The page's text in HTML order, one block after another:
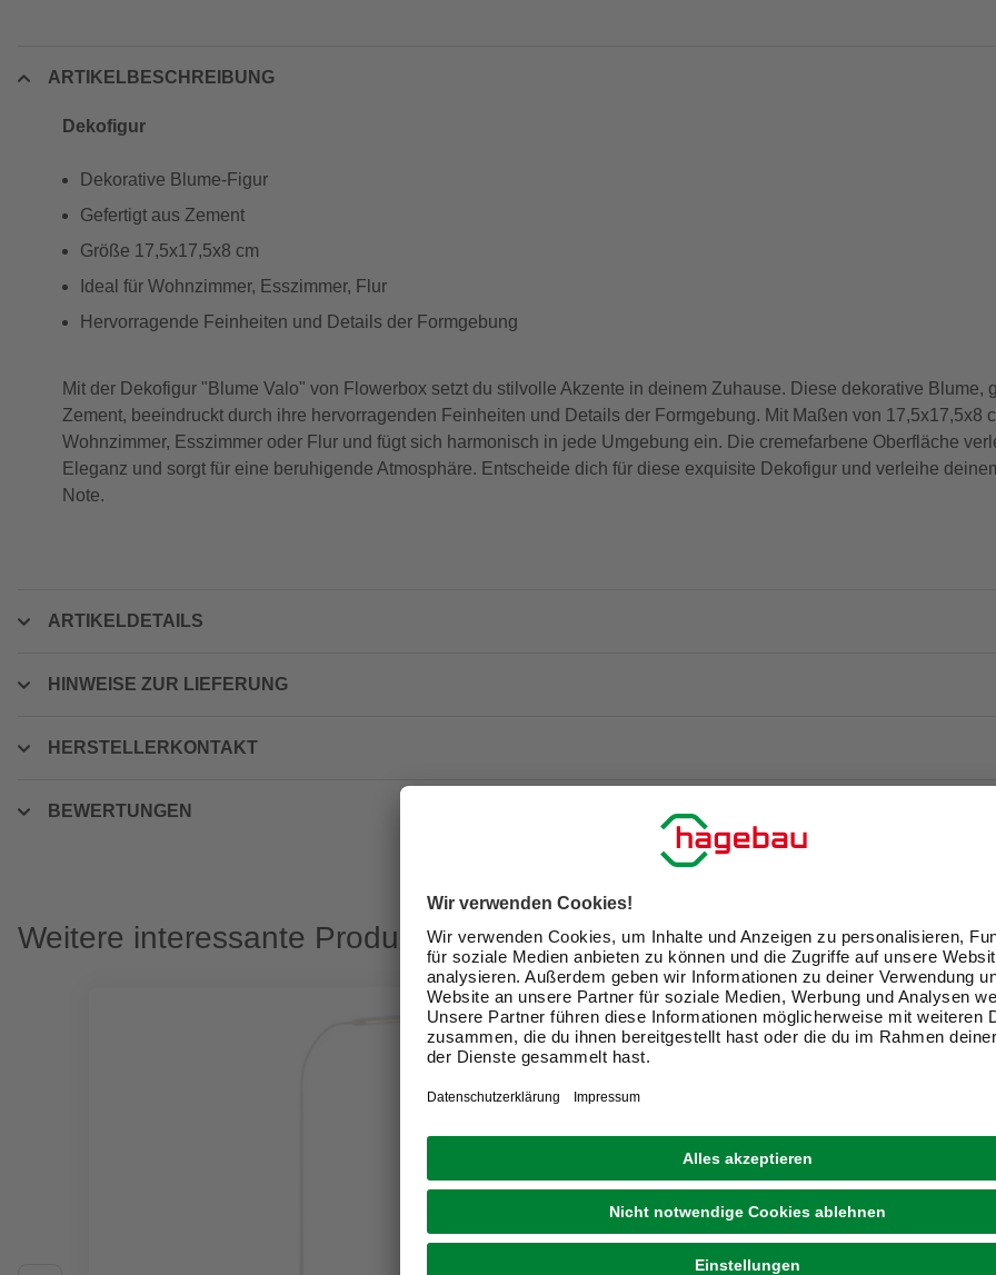
ARTIKELBESCHREIBUNG
Dekofigur
Dekorative Blume-Figur
Gefertigt aus Zement
Größe 17,5x17,5x8 cm
Ideal für Wohnzimmer, Esszimmer, Flur
Hervorragende Feinheiten und Details der Formgebung
Mit der Dekofigur "Blume Valo" von Flowerbox setzt du stilvolle Akzente in deinem Zuhause. Diese dekorative Blume,
Zement, beeindruckt durch ihre hervorragenden Feinheiten und Details der Formgebung. Mit Maßen von 17,5x17,5x8
Wohnzimmer, Esszimmer oder Flur und fügt sich harmonisch in jede Umgebung ein. Die cremefarbene Oberfläche
Eleganz und sorgt für eine beruhigende Atmosphäre. Entscheide dich für diese exquisite Dekofigur und verleihe
Note.
ARTIKELDETAILS
HINWEISE ZUR LIEFERUNG
HERSTELLERKONTAKT
BEWERTUNGEN
Weitere interessante Produkte